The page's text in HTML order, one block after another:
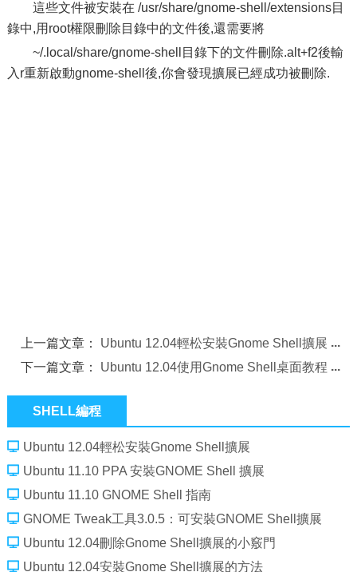
這些文件被安裝在 /usr/share/gnome-shell/extensions目
錄中,用root權限刪除目錄中的文件後,還需要將
~/.local/share/gnome-shell目錄下的文件刪除.alt+f2後輸
入r重新啟動gnome-shell後,你會發現擴展已經成功被刪除.
上一篇文章： Ubuntu 12.04輕松安裝Gnome Shell擴展
下一篇文章： Ubuntu 12.04使用Gnome Shell桌面教程
SHELL編程
Ubuntu 12.04輕松安裝Gnome Shell擴展
Ubuntu 11.10 PPA 安裝GNOME Shell 擴展
Ubuntu 11.10 GNOME Shell 指南
GNOME Tweak工具3.0.5：可安裝GNOME Shell擴展
Ubuntu 12.04刪除Gnome Shell擴展的小竅門
Ubuntu 12.04安裝Gnome Shell擴展的方法